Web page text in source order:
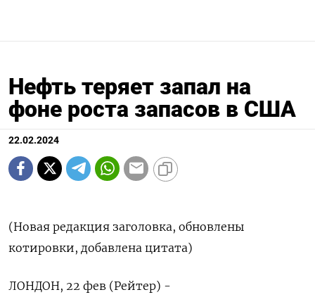
Нефть теряет запал на
фоне роста запасов в США
22.02.2024
(Новая редакция заголовка, обновлены
котировки, добавлена цитата)
ЛОНДОН, 22 фев (Рейтер) -